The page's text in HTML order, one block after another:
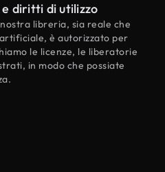
diritti di utilizzo
libreria, sia reale che
è autorizzato per
le licenze, le liberatorie
in modo che possiate